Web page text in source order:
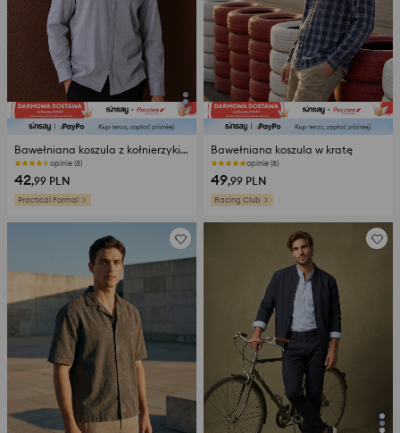
Bawełniana koszula z kołnierzykiem
opinie (8)
42,99 PLN
Practical Formal
Bawełniana koszula w kratę
opinie (8)
49,99 PLN
Racing Club